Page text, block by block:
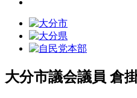
大分市議会議員 倉